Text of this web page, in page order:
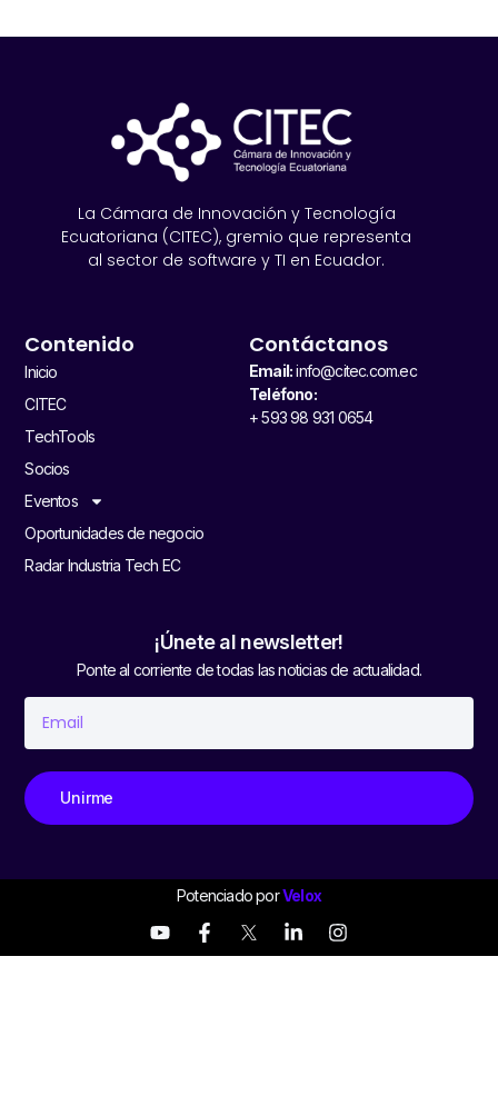
La Cámara de Innovación y Tecnología
Ecuatoriana (CITEC), gremio que representa
al sector de software y TI en Ecuador.
Contenido
Inicio
CITEC
TechTools
Socios
Eventos
Oportunidades de negocio
Radar Industria Tech EC
Contáctanos
Email:info@citec.com.ec
Teléfono:
+ 593 98 931 0654
¡Únete al newsletter!
Ponte al corriente de todas las noticias de actualidad.
Unirme
Potenciado porVelox